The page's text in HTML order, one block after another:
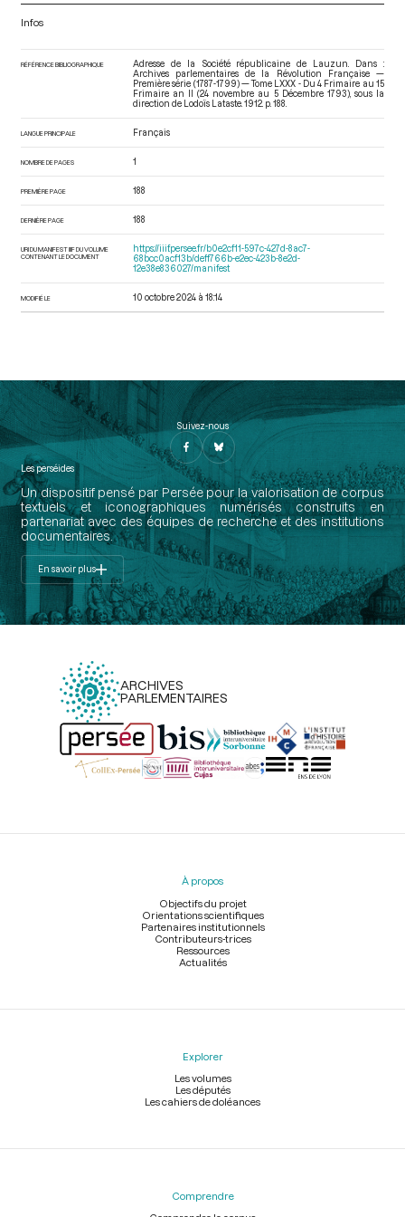
Infos
RÉFÉRENCE BIBLIOGRAPHIQUE
Adresse de la Société républicaine de Lauzun. Dans :
Archives parlementaires de la Révolution Française —
Première série (1787-1799) — Tome LXXX - Du 4 Frimaire au 15
Frimaire an II (24 novembre au 5 Décembre 1793), sous la
direction de Lodoïs Lataste. 1912. p. 188.
LANGUE PRINCIPALE Français
NOMBRE DE PAGES 1
PREMIÈRE PAGE 188
DERNIÈRE PAGE 188
URI DU MANIFEST IIIF DU VOLUME
CONTENANT LE DOCUMENT
https://iiif.persee.fr/b0e2cf11-597c-427d-8ac7-
68bcc0acf13b/deff766b-e2ec-423b-8e2d-
12e38e836027/manifest
MODIFIÉ LE 10 octobre 2024 à 18:14
Suivez-nous
Les perséides
Un dispositif pensé par Persée pour la valorisation de corpus
textuels et iconographiques numérisés construits en
partenariat avec des équipes de recherche et des institutions
documentaires.
En savoir plus
ARCHIVES
PARLEMENTAIRES
Menu
À propos
Objectifs du projet
Orientations scientifiques
Partenaires institutionnels
Contributeurs-trices
Ressources
Actualités
Explorer
Les volumes
Les députés
Les cahiers de doléances
Comprendre